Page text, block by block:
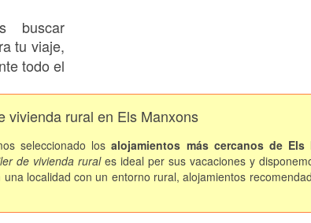
buscar
tu viaje,
todo el
vivienda rural en Els Manxons
seleccionado losalojamientos más cercanos de Els
de vivienda rurales ideal per sus vacaciones y
localidad con un entorno rural, alojamientos